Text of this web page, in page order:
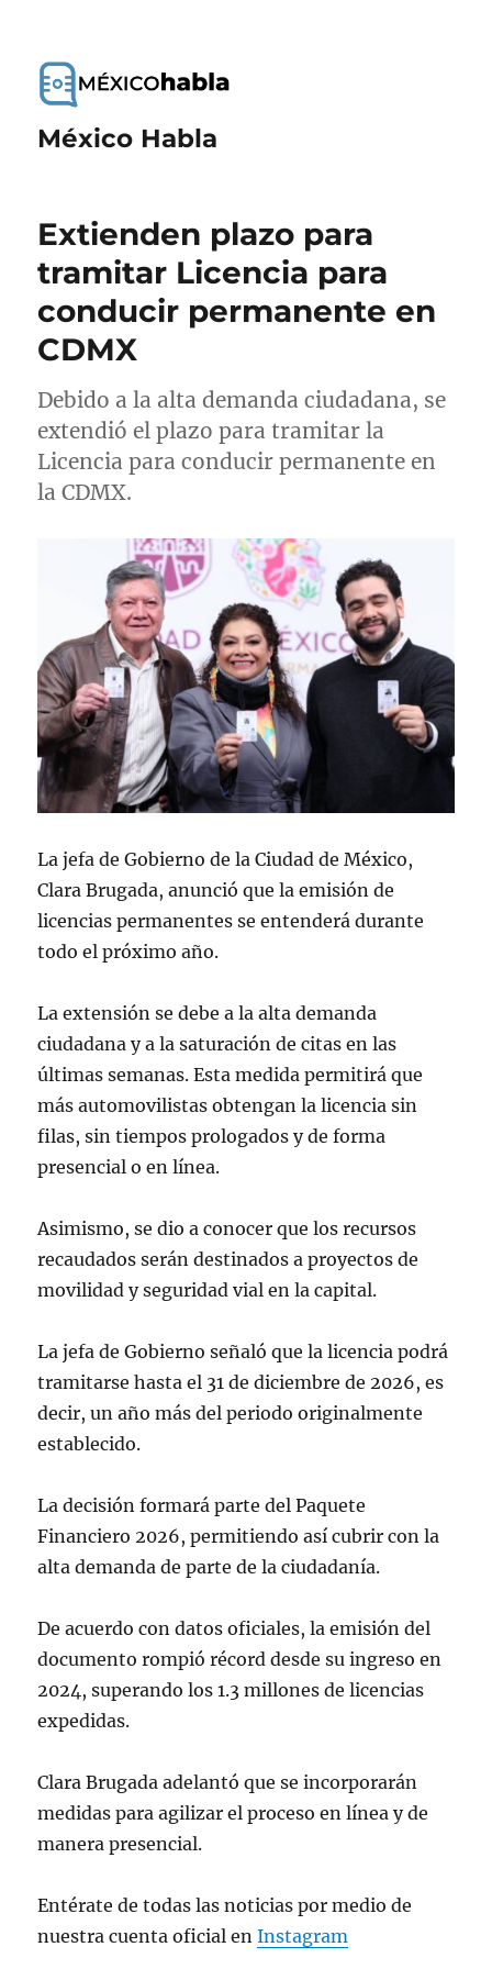
México Habla
Extienden plazo para
tramitar Licencia para
conducir permanente en
CDMX
Debido a la alta demanda ciudadana, se
extendió el plazo para tramitar la
Licencia para conducir permanente en
la CDMX.
La jefa de Gobierno de la Ciudad de México,
Clara Brugada, anunció que la emisión de
licencias permanentes se entenderá durante
todo el próximo año.
La extensión se debe a la alta demanda
ciudadana y a la saturación de citas en las
últimas semanas. Esta medida permitirá que
más automovilistas obtengan la licencia sin
filas, sin tiempos prologados y de forma
presencial o en línea.
Asimismo, se dio a conocer que los recursos
recaudados serán destinados a proyectos de
movilidad y seguridad vial en la capital.
La jefa de Gobierno señaló que la licencia podrá
tramitarse hasta el 31 de diciembre de 2026, es
decir, un año más del periodo originalmente
establecido.
La decisión formará parte del Paquete
Financiero 2026, permitiendo así cubrir con la
alta demanda de parte de la ciudadanía.
De acuerdo con datos oficiales, la emisión del
documento rompió récord desde su ingreso en
2024, superando los 1.3 millones de licencias
expedidas.
Clara Brugada adelantó que se incorporarán
medidas para agilizar el proceso en línea y de
manera presencial.
Entérate de todas las noticias por medio de
nuestra cuenta oficial enInstagram